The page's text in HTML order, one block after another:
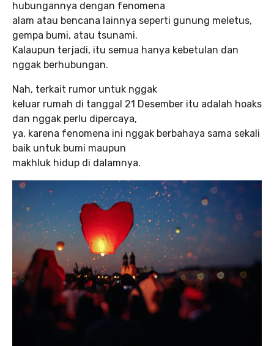
hubungannya dengan fenomena
alam atau bencana lainnya seperti gunung meletus,
gempa bumi, atau tsunami.
Kalaupun terjadi, itu semua hanya kebetulan dan
nggak berhubungan.
Nah, terkait rumor untuk nggak
keluar rumah di tanggal 21 Desember itu adalah hoaks
dan nggak perlu dipercaya,
ya, karena fenomena ini nggak berbahaya sama sekali
baik untuk bumi maupun
makhluk hidup di dalamnya.